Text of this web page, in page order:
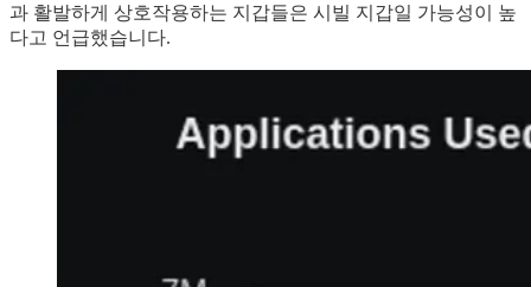
과 활발하게 상호작용하는 지갑들은 시빌 지갑일 가능성이 높
다고 언급했습니다.